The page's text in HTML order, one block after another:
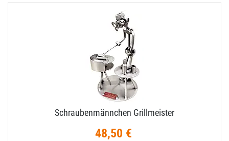
Schraubenmännchen Grillmeister
48,50 €